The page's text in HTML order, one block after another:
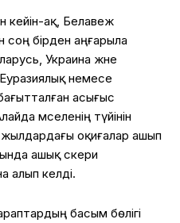
кейін-ақ, Белавеж
соң бірден аңғарыла
Украина және
немесе
асығыс
мәселенің түйінін
жылдардағы оқиғалар ашып
ашық әскери
алып келді.
басым бөлігі